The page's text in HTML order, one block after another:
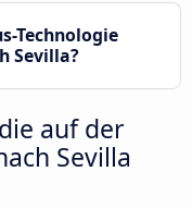
Technologie
Sevilla?
auf der
Sevilla